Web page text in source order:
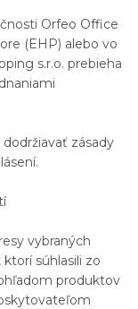
Orfeo Office
(EHP) alebo vo
s.r.o. prebieha
zásady
vybraných
súhlasili zo
produktov